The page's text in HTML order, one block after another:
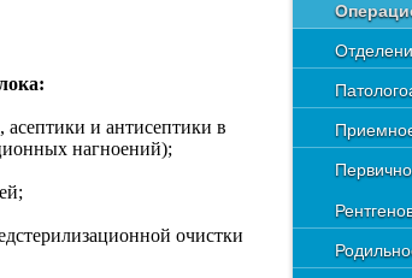
и антисептики в
нагноений);
очистки